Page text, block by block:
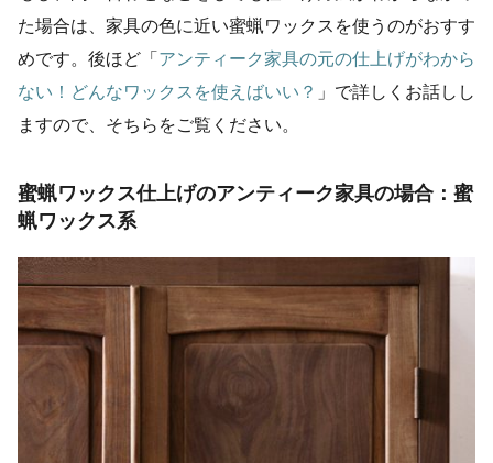
た場合は、家具の色に近い蜜蝋ワックスを使うのがおすす
めです。後ほど「 アンティーク家具の元の仕上げがわから
ない！どんなワックスを使えばいい？ 」で詳しくお話しし
ますので、そちらをご覧ください。
蜜蝋ワックス仕上げのアンティーク家具の場合：蜜
蝋ワックス系